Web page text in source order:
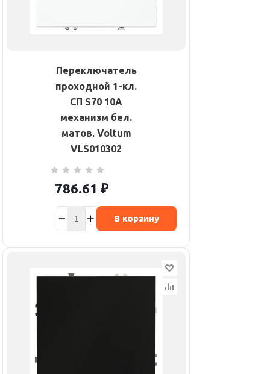
Переключатель
проходной 1-кл.
СП S70 10А
механизм бел.
матов. Voltum
VLS010302
786.61 ₽
В корзину